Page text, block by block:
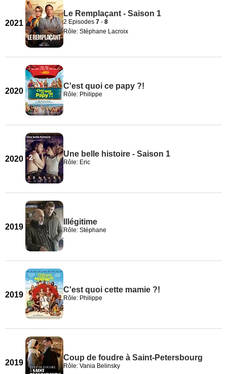
2021
Le Remplaçant - Saison 1
2 Episodes 7 - 8
Rôle: Stéphane Lacroix
2020
C'est quoi ce papy ?!
Rôle: Philippe
2020
Une belle histoire - Saison 1
Rôle: Eric
2019
Illégitime
Rôle: Stéphane
2019
C'est quoi cette mamie ?!
Rôle: Philippe
2019
Coup de foudre à Saint-Petersbourg
Rôle: Vania Belinsky